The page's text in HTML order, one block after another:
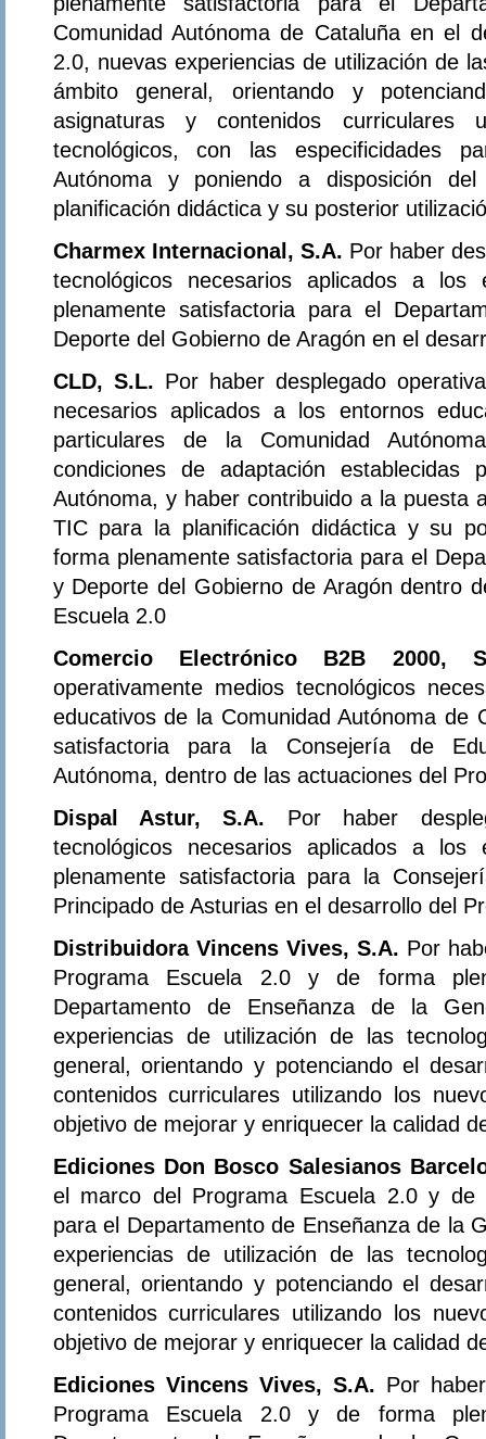
Comunidad Autónoma de Cataluña en el
2.0, nuevas experiencias de utilización de
ámbito general, orientando y
asignaturas y contenidos curriculares
tecnológicos, con las especificidades
Autónoma y poniendo a disposición
planificación didáctica y su posterior
Charmex Internacional, S.A. Por haber
tecnológicos necesarios aplicados a los
plenamente satisfactoria para el
Deporte del Gobierno de Aragón en el
CLD, S.L. Por haber desplegado
necesarios aplicados a los entornos
particulares de la Comunidad
condiciones de adaptación establecidas
Autónoma, y haber contribuido a la puesta
TIC para la planificación didáctica y su
forma plenamente satisfactoria para el
y Deporte del Gobierno de Aragón dentro
Escuela 2.0
Comercio Electrónico B2B 2000,
operativamente medios tecnológicos
educativos de la Comunidad Autónoma de
satisfactoria para la Consejería de
Autónoma, dentro de las actuaciones del
Dispal Astur, S.A. Por haber
tecnológicos necesarios aplicados a los
plenamente satisfactoria para la
Principado de Asturias en el desarrollo del
Distribuidora Vincens Vives, S.A. Por
Programa Escuela 2.0 y de forma
Departamento de Enseñanza de la
experiencias de utilización de las
general, orientando y potenciando el
contenidos curriculares utilizando los
objetivo de mejorar y enriquecer la calidad
Ediciones Don Bosco Salesianos
el marco del Programa Escuela 2.0 y de
para el Departamento de Enseñanza de la
experiencias de utilización de las
general, orientando y potenciando el
contenidos curriculares utilizando los
objetivo de mejorar y enriquecer la calidad
Ediciones Vincens Vives, S.A. Por
Programa Escuela 2.0 y de forma